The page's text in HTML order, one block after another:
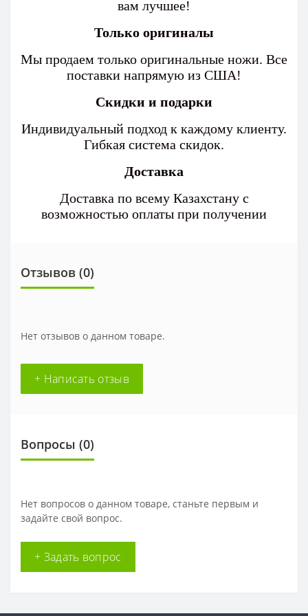
вам лучшее!
Только оригиналы
Мы продаем только оригинальные ножи. Все
поставки напрямую из США!
Скидки и подарки
Индивидуальный подход к каждому клиенту.
Гибкая система скидок.
Доставка
Доставка по всему Казахстану с
возможностью оплаты при получении
Отзывов (0)
Нет отзывов о данном товаре.
+ Написать отзыв
Вопросы (0)
Нет вопросов о данном товаре, станьте первым и
задайте свой вопрос.
+ Задать вопрос